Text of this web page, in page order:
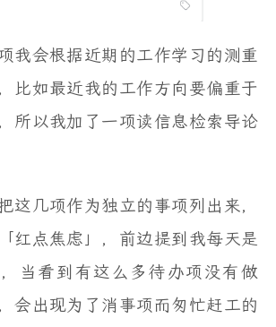
我会根据近期的工作学习的测重
比如最近我的工作方向要偏重于
所以我加了一项读信息检索导论
这几项作为独立的事项列出来，
红点焦虑」，前边提到我每天是
当看到有这么多待办项没有做
会出现为了消事项而匆忙赶工的